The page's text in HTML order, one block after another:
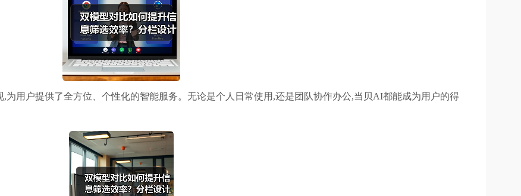
用户提供了全方位、个性化的智能服务。无论是个人日常使用,还是团队协作办公,当贝AI都能成为用户的得